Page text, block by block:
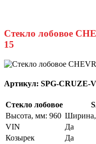
Стекло лобовое
15
Артикул: SPG-CRUZE-
Стекло лобовое
Высота, мм: 960
VIN
Да
Козырек
Да